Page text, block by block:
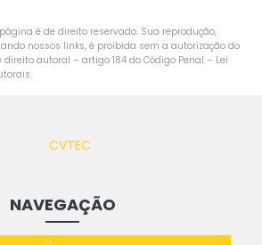
é de direito reservado. Sua reprodução,
nossos links, é proibida sem a autorização do
autoral – artigo 184 do Código Penal – Lei
.
NAVEGAÇÃO